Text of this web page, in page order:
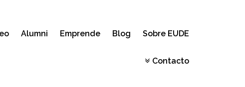
Alumni Emprende Blog Sobre EUDE
Contacto